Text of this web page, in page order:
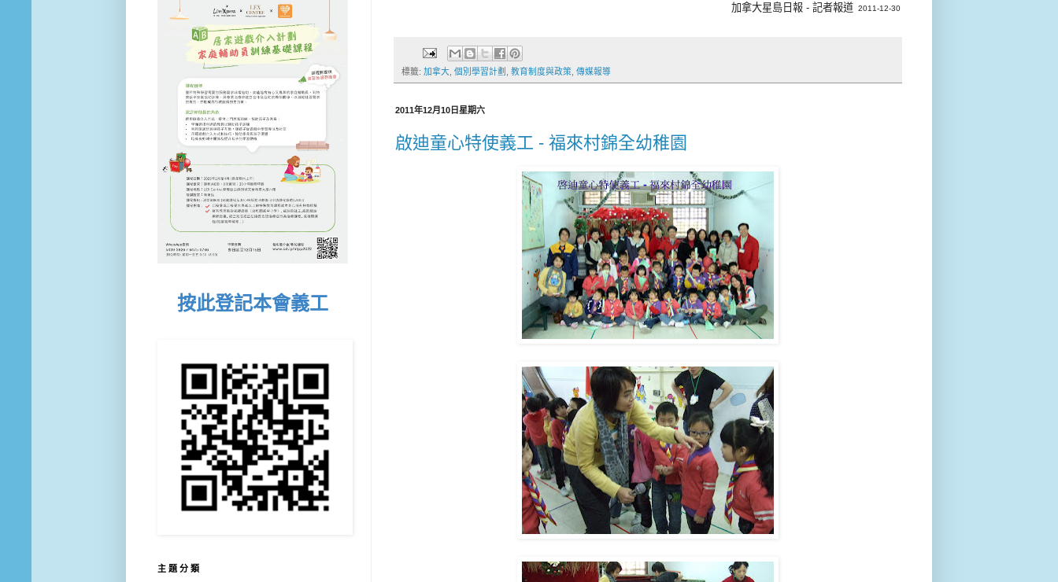
加拿大星島日報 - 記者報道 2011-12-30
標籤: 加拿大 個別學習計劃 教育制度與政策 傳媒報導
2011年12月10日星期六
啟迪童心特使義工 - 福來村錦全幼稚園
按此登記本會義工
主 題 分 類